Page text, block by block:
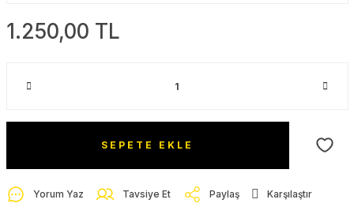
1.250,00 TL
SEPETE EKLE
Yorum Yaz Tavsiye Et Paylaş Karşılaştır